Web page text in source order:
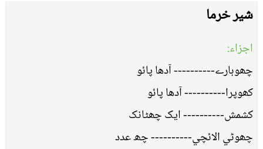
شير خرما
اجزاء:
چھوہارے---------- آدھا پائو
کھوپرا---------- آدھا پائو
کشمش---------- ايک چھٹانک
چھوٹي الائچي---------- چھ عدد